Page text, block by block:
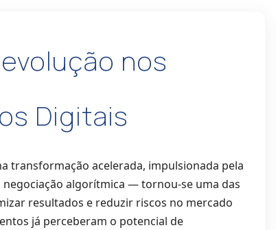
nos
Digitais
transformação acelerada, impulsionada pela
algorítmica — tornou-se uma das
resultados e reduzir riscos no mercado
já perceberam o potencial de